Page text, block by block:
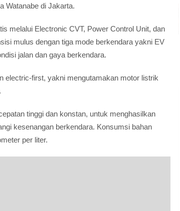
Watanabe di Jakarta.
melalui Electronic CVT, Power Control Unit, dan
mulus dengan tiga mode berkendara yakni EV
jalan dan gaya berkendara.
electric-first, yakni mengutamakan motor listrik
tinggi dan konstan, untuk menghasilkan
kesenangan berkendara. Konsumsi bahan
per liter.